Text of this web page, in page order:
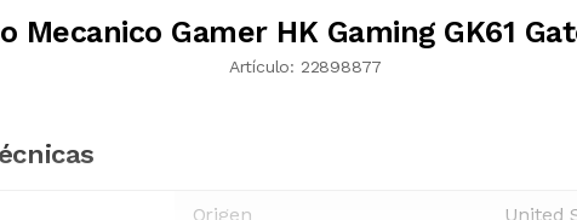
Mecanico Gamer HK Gaming GK61
Artículo: 22898877
Origen United